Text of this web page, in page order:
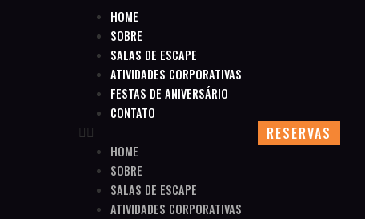
HOME
SOBRE
SALAS DE ESCAPE
ATIVIDADES CORPORATIVAS
FESTAS DE ANIVERSÁRIO
CONTATO
HOME
SOBRE
SALAS DE ESCAPE
ATIVIDADES CORPORATIVAS
RESERVAS